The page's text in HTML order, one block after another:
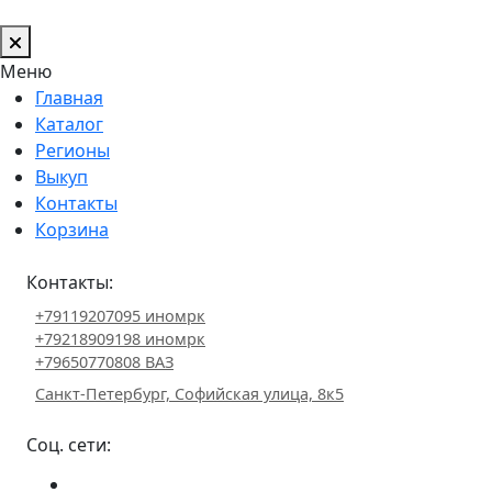
Меню
Главная
Каталог
Регионы
Выкуп
Контакты
Корзина
Контакты:
+79119207095 иномрк
+79218909198 иномрк
+79650770808 ВАЗ
Санкт-Петербург, Софийская улица, 8к5
Соц. сети: